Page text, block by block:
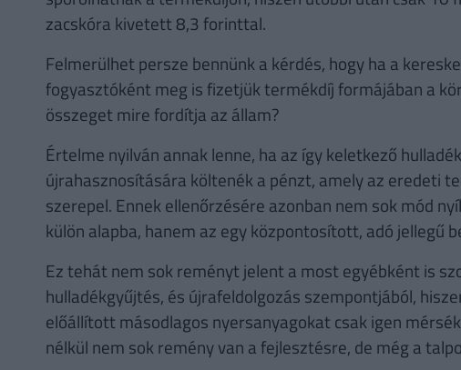
zacskóra kivetett 8,3 forinttal.
Felmerülhet persze bennünk a kérdés, hogy ha a
fogyasztóként meg is fizetjük termékdíj formájában a
összeget mire fordítja az állam?
Értelme nyilván annak lenne, ha az így keletkező
újrahasznosítására költenék a pénzt, amely az eredeti
szerepel. Ennek ellenőrzésére azonban nem sok mód
külön alapba, hanem az egy központosított, adó jellegű
Ez tehát nem sok reményt jelent a most egyébként is
hulladékgyűjtés, és újrafeldolgozás szempontjából,
előállított másodlagos nyersanyagokat csak igen
nélkül nem sok remény van a fejlesztésre, de még a